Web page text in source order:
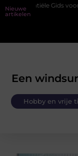
Nieuwe
artikelen
voor Werkkleding in
Een
Hobby en vrije